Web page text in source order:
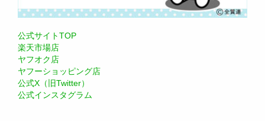
公式サイトTOP
楽天市場店
ヤフオク店
ヤフーショッピング店
公式X（旧Twitter）
公式インスタグラム